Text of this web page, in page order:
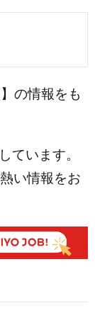
の情報をも
ています。
い情報をお